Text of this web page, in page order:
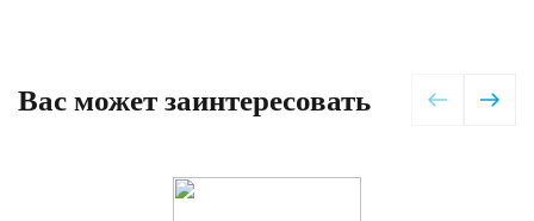
Вас может заинтересовать